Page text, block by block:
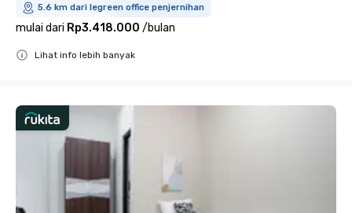
5.6 km dari legreen office penjernihan
mulai dari Rp3.418.000 /bulan
Lihat info lebih banyak